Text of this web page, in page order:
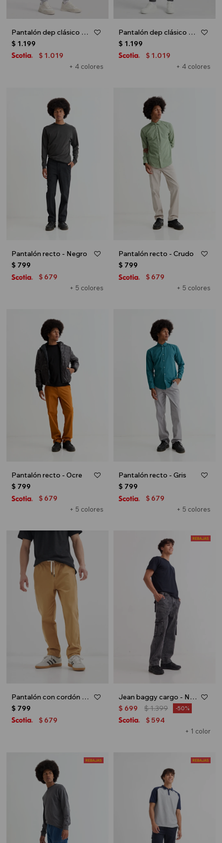
Pantalón dep clásico c/puños elásticos - UNISEX - Gris melange claro
+ 4 colores
$ 1.199
$ 1.019
Pantalón dep clásico c/puños elásticos - UNISEX - Gris melange oscuro
+ 4 colores
$ 1.199
$ 1.019
Pantalón recto - Negro
+ 5 colores
$ 799
$ 679
Pantalón recto - Crudo
+ 5 colores
$ 799
$ 679
Pantalón recto - Ocre
+ 5 colores
$ 799
$ 679
Pantalón recto - Gris
+ 5 colores
$ 799
$ 679
Pantalón con cordón - Khaki
$ 799
$ 679
Jean baggy cargo - Negro
+ 1 color
$ 699 $1.399 50
$ 594